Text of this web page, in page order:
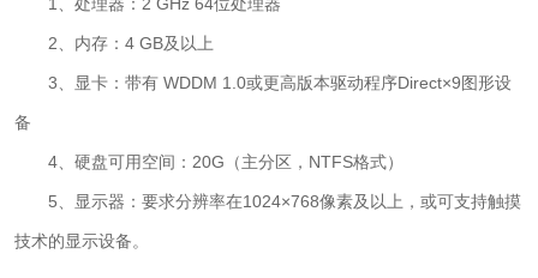
1、处理器：2 GHz 64位处理器
2、内存：4 GB及以上
3、显卡：带有 WDDM 1.0或更高版本驱动程序Direct×9图形设
备
4、硬盘可用空间：20G（主分区，NTFS格式）
5、显示器：要求分辨率在1024×768像素及以上，或可支持触摸
技术的显示设备。